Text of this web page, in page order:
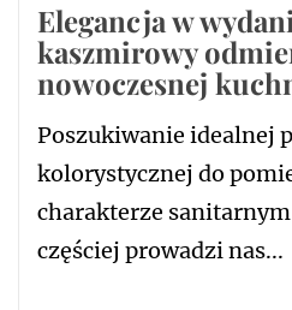
Elegancja w
kaszmirowy
nowoczesnej
Poszukiwanie idealnej
kolorystycznej do
charakterze
częściej prowadzi nas...